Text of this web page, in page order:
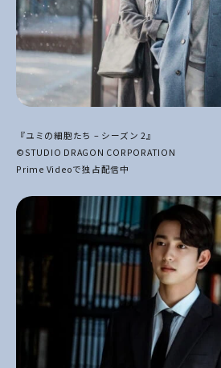
『ユミの細胞たち – シーズン 2』
©STUDIO DRAGON CORPORATION
Prime Videoで独占配信中